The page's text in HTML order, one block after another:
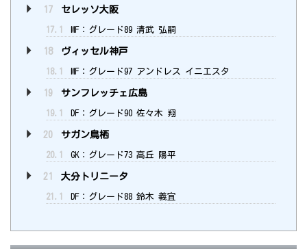
17 セレッソ大阪
17.1 MF：グレード89 清武 弘嗣
18 ヴィッセル神戸
18.1 MF：グレード97 アンドレス イニエスタ
19 サンフレッチェ広島
19.1 DF：グレード90 佐々木 翔
20 サガン鳥栖
20.1 GK：グレード73 高丘 陽平
21 大分トリニータ
21.1 DF：グレード88 鈴木 義宜